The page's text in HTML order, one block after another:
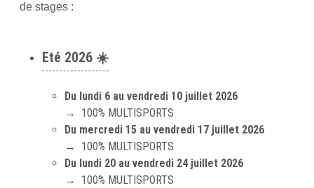
de stages :
Eté 2026 ☀️
Du lundi 6 au vendredi 10 juillet 2026
→ 100% MULTISPORTS
Du mercredi 15 au vendredi 17 juillet 2026
→ 100% MULTISPORTS
Du lundi 20 au vendredi 24 juillet 2026
→ 100% MULTISPORTS